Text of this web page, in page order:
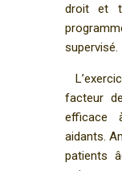
droit et
supervisé.
facteur
efficace
aidants.
patients